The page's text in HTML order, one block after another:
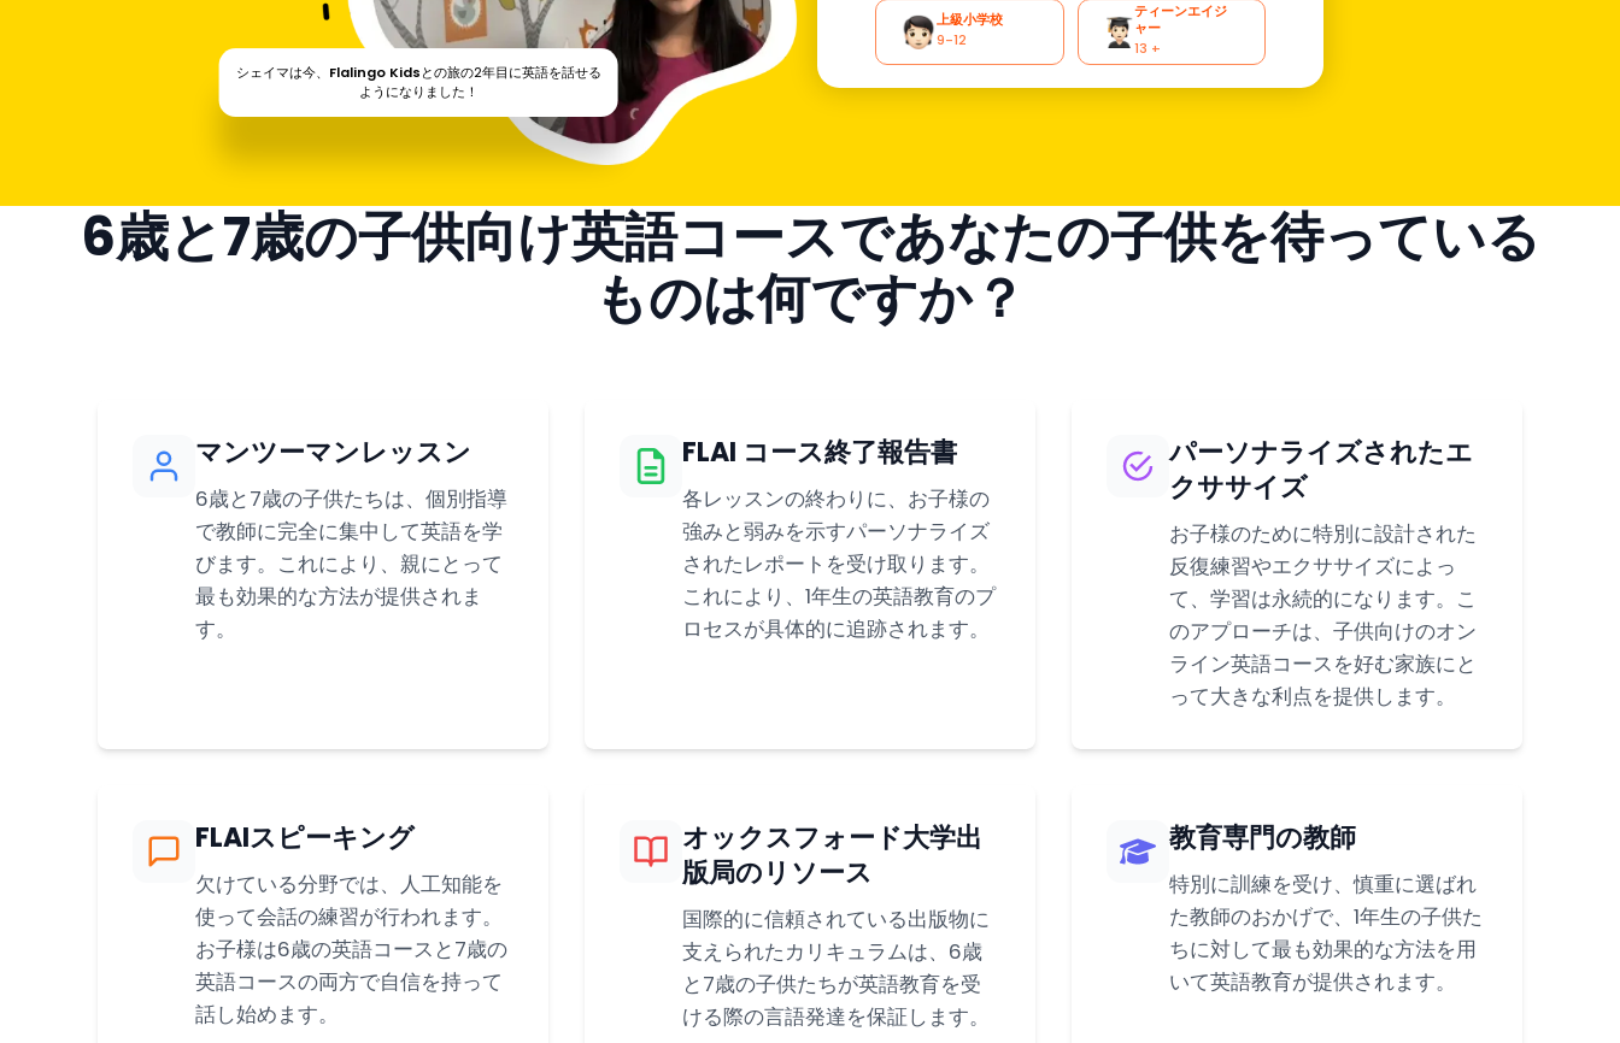
シェイマは今、 Flalingo Kidsとの旅の2年目に英語を話せる
ようになりました！
上級小学校
9-12
ティーンエイジ
ャー
13 +
6歳と7歳の子供向け英語コースであなたの子供を待っている
ものは何ですか？
マンツーマンレッスン
6歳と7歳の子供たちは、個別指導
で教師に完全に集中して英語を学
びます。これにより、親にとって
最も効果的な方法が提供されま
す。
FLAI コース終了報告書
各レッスンの終わりに、お子様の
強みと弱みを示すパーソナライズ
されたレポートを受け取ります。
これにより、1年生の英語教育のプ
ロセスが具体的に追跡されます。
パーソナライズされたエ
クササイズ
お子様のために特別に設計された
反復練習やエクササイズによっ
て、学習は永続的になります。こ
のアプローチは、子供向けのオン
ライン英語コースを好む家族にと
って大きな利点を提供します。
FLAIスピーキング
欠けている分野では、人工知能を
使って会話の練習が行われます。
お子様は6歳の英語コースと7歳の
英語コースの両方で自信を持って
話し始めます。
オックスフォード大学出
版局のリソース
国際的に信頼されている出版物に
支えられたカリキュラムは、6歳
と7歳の子供たちが英語教育を受
ける際の言語発達を保証します。
教育専門の教師
特別に訓練を受け、慎重に選ばれ
た教師のおかげで、1年生の子供た
ちに対して最も効果的な方法を用
いて英語教育が提供されます。